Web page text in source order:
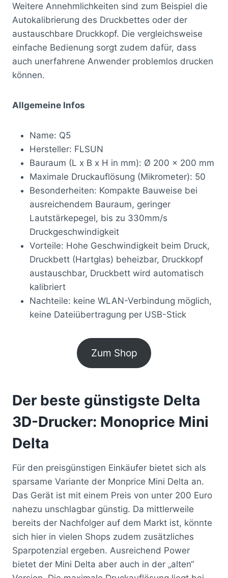
Weitere Annehmlichkeiten sind zum Beispiel die
Autokalibrierung des Druckbettes oder der
austauschbare Druckkopf. Die vergleichsweise
einfache Bedienung sorgt zudem dafür, dass
auch unerfahrene Anwender problemlos drucken
können.
Allgemeine Infos
Name: Q5
Hersteller: FLSUN
Bauraum (L x B x H in mm): Ø 200 x 200 mm
Maximale Druckauflösung (Mikrometer): 50
Besonderheiten: Kompakte Bauweise bei
ausreichendem Bauraum, geringer
Lautstärkepegel, bis zu 330mm/s
Druckgeschwindigkeit
Vorteile: Hohe Geschwindigkeit beim Druck,
Druckbett (Hartglas) beheizbar, Druckkopf
austauschbar, Druckbett wird automatisch
kalibriert
Nachteile: keine WLAN-Verbindung möglich,
keine Dateiübertragung per USB-Stick
Zum Shop
Der beste günstigste Delta
3D-Drucker: Monoprice Mini
Delta
Für den preisgünstigen Einkäufer bietet sich als
sparsame Variante der Monprice Mini Delta an.
Das Gerät ist mit einem Preis von unter 200 Euro
nahezu unschlagbar günstig. Da mittlerweile
bereits der Nachfolger auf dem Markt ist, könnte
sich hier in vielen Shops zudem zusätzliches
Sparpotenzial ergeben. Ausreichend Power
bietet der Mini Delta aber auch in der „alten“